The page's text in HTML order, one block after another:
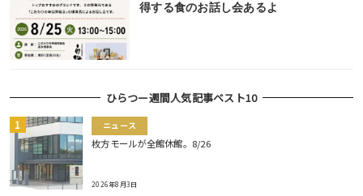
得する食のお話し会あるよ
ひらつー週間人気記事ベスト10
ニュース
枚方モールが全館休館。8/26
2026年8月3日